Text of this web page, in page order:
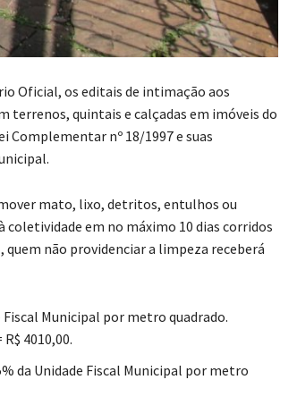
Oficial, os editais de intimação aos
quintais e calçadas em imóveis do
Complementar nº 18/1997 e suas
mato, lixo, detritos, entulhos ou
em no máximo 10 dias corridos
quem não providenciar a limpeza receberá
Municipal por metro quadrado.
4010,00.
da Unidade Fiscal Municipal por metro